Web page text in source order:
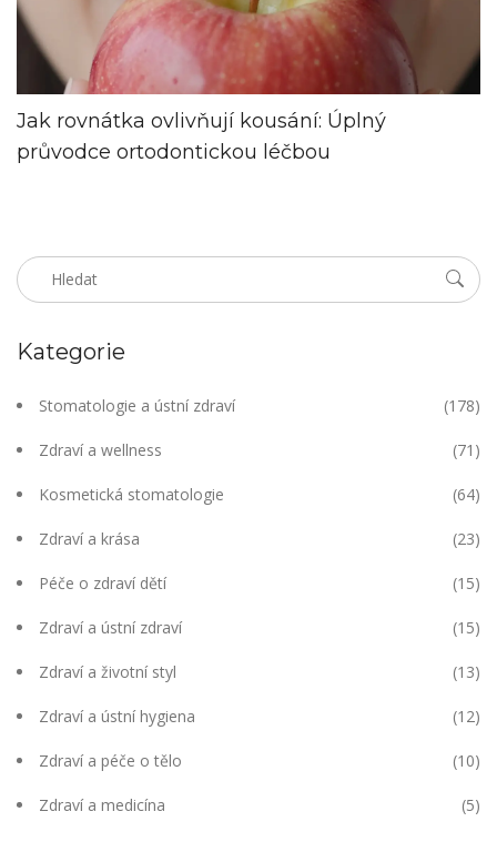
Jak rovnátka ovlivňují kousání: Úplný
průvodce ortodontickou léčbou
Kategorie
Stomatologie a ústní zdraví (178)
Zdraví a wellness (71)
Kosmetická stomatologie (64)
Zdraví a krása (23)
Péče o zdraví dětí (15)
Zdraví a ústní zdraví (15)
Zdraví a životní styl (13)
Zdraví a ústní hygiena (12)
Zdraví a péče o tělo (10)
Zdraví a medicína (5)